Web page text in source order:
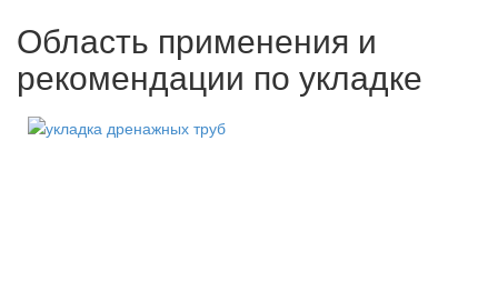
Область применения и
рекомендации по укладке